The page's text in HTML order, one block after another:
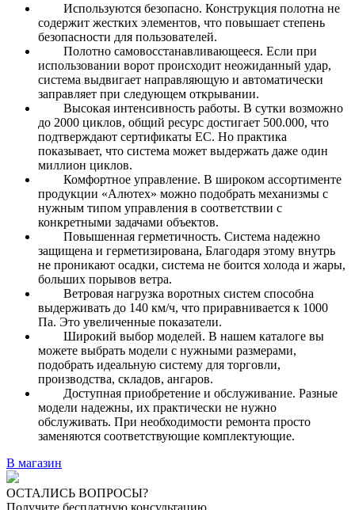
Используются безопасно. Конструкция полотна не
содержит жестких элементов, что повышает степень
безопасности для пользователей.
Полотно самовосстанавливающееся. Если при
использовании ворот происходит неожиданный удар,
система выдвигает направляющую и автоматически
заправляет при следующем открывании.
Высокая интенсивность работы. В сутки возможно
до 2000 циклов, общий ресурс достигает 500.000, что
подтверждают сертификаты ЕС. Но практика
показывает, что система может выдержать даже один
миллион циклов.
Комфортное управление. В широком ассортименте
продукции «Алютех» можно подобрать механизмы с
нужным типом управления в соответствии с
конкретными задачами объектов.
Повышенная герметичность. Система надежно
защищена и герметизирована, Благодаря этому внутрь
не проникают осадки, система не боится холода и жары,
больших порывов ветра.
Ветровая нагрузка воротных систем способна
выдерживать до 140 км/ч, что приравнивается к 1000
Па. Это увеличенные показатели.
Широкий выбор моделей. В нашем каталоге вы
можете выбрать модели с нужными размерами,
подобрать идеальную систему для торговли,
производства, складов, ангаров.
Доступная приобретение и обслуживание. Разные
модели надежны, их практически не нужно
обслуживать. При необходимости ремонта просто
заменяются соответствующие комплектующие.
В магазин
ОСТАЛИСЬ ВОПРОСЫ?
Получите бесплатную консультацию